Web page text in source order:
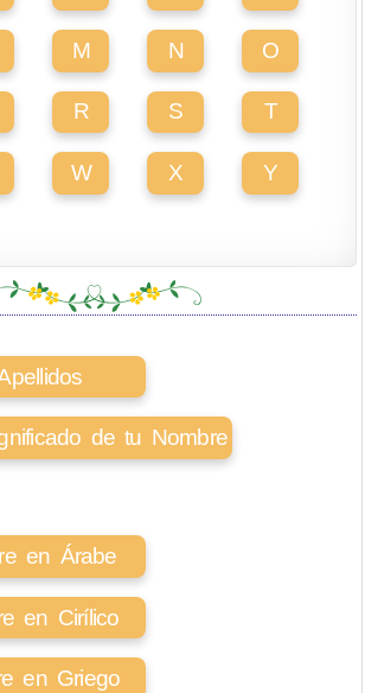
M N O
R S T
W X Y
de tu Nombre
en Árabe
en Cirílico
en Griego